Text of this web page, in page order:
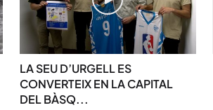
LA SEU D’URGELL ES
CONVERTEIX EN LA CAPITAL
DEL BÀSQ...